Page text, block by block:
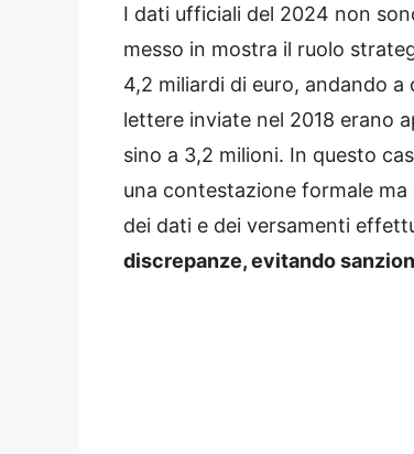
I dati ufficiali del 2024 non
messo in mostra il ruolo
4,2 miliardi di euro, andando a
lettere inviate nel 2018 erano
sino a 3,2 milioni. In questo
una contestazione formale
dei dati e dei versamenti
discrepanze, evitando